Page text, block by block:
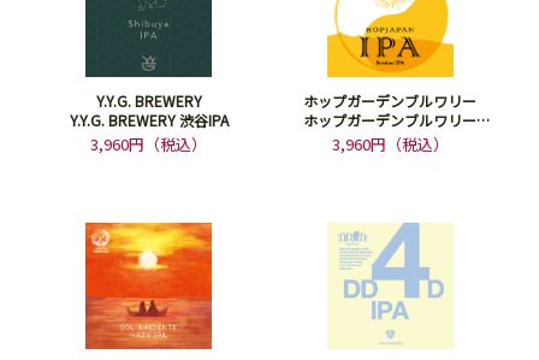
Y.Y.G. BREWERY
Y.Y.G. BREWERY 渋谷IPA
3,960円（税込）
ホップガーデンブルワリー
ホップガーデンブルワリー
HOPJAPAN IPA
3,960円（税込）